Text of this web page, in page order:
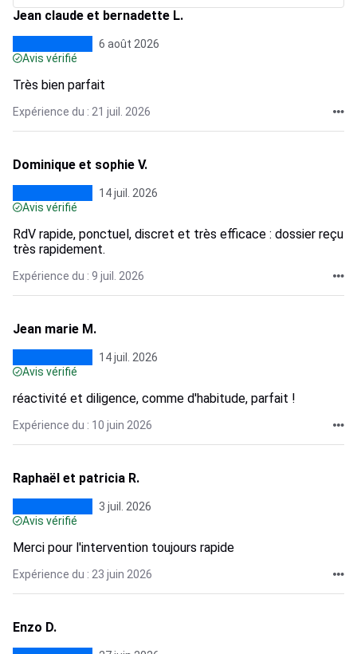
Jean claude et bernadette L.
6 août 2026
Avis vérifié
Très bien parfait
Expérience du : 21 juil. 2026
Dominique et sophie V.
14 juil. 2026
Avis vérifié
RdV rapide, ponctuel, discret et très efficace : dossier reçu
très rapidement.
Expérience du : 9 juil. 2026
Jean marie M.
14 juil. 2026
Avis vérifié
réactivité et diligence, comme d'habitude, parfait !
Expérience du : 10 juin 2026
Raphaël et patricia R.
3 juil. 2026
Avis vérifié
Merci pour l'intervention toujours rapide
Expérience du : 23 juin 2026
Enzo D.